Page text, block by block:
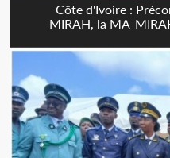
Côte d'Ivoire :
MIRAH, la MA-